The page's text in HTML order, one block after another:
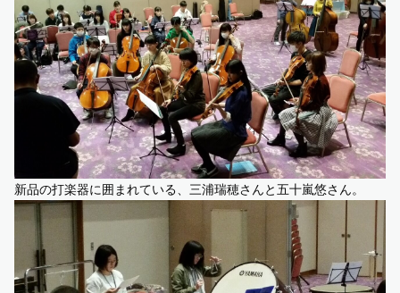
新品の打楽器に囲まれている、三浦瑞穂さんと五十嵐悠さん。